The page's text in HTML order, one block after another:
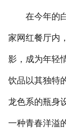
在今年的白
家网红餐厅内
影，成为年轻
饮品以其独特
龙色系的瓶身
一种青春洋溢